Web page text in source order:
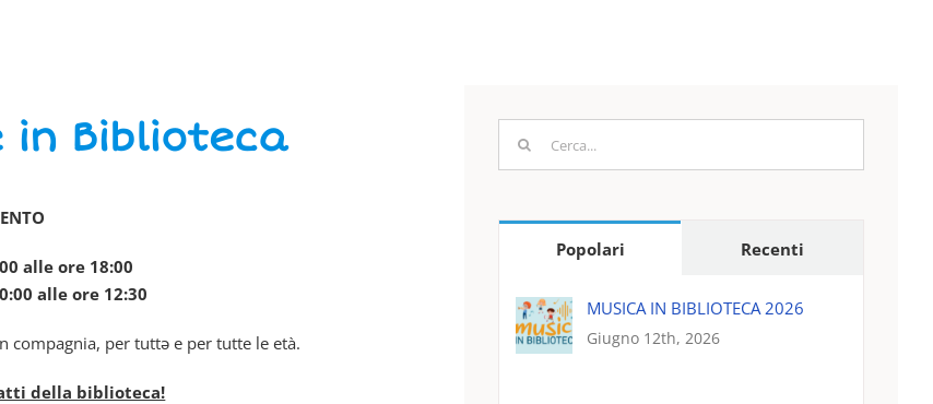
in Biblioteca
alle ore 18:00
alle ore 12:30
compagnia, per tuttə e per tutte le età.
della biblioteca!
Cerca
per:
Popolari Recenti
MUSICA IN BIBLIOTECA 2026
Giugno 12th, 2026